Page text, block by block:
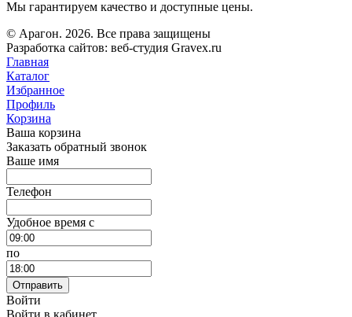
Мы гарантируем качество и доступные цены.
© Арагон. 2026. Все права защищены
Разработка сайтов: веб-студия Gravex.ru
Главная
Каталог
Избранное
Профиль
Корзина
Ваша корзина
Заказать обратный звонок
Ваше имя
Телефон
Удобное время c
по
Отправить
Войти